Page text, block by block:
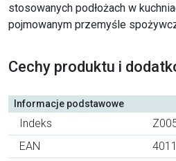
stosowanych podłożach w
pojmowanym przemyśle
Cechy produktu i
Informacje podstawowe
Indeks
EAN